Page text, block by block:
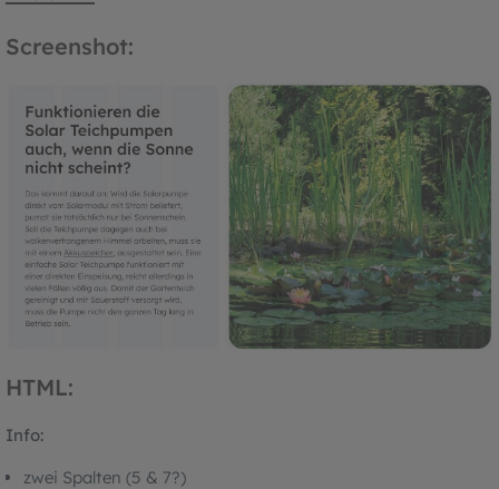
Screenshot:
HTML:
Info:
zwei Spalten (5 & 7?)